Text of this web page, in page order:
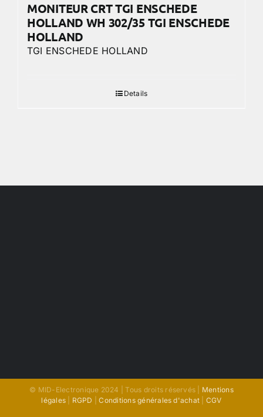
MONITEUR CRT TGI ENSCHEDE
HOLLAND WH 302/35 TGI ENSCHEDE
HOLLAND
TGI ENSCHEDE HOLLAND
Details
© MID-Electronique 2024 | Tous droits réservés | Mentions
légales
RGPD |Conditions générales d'achat CGV